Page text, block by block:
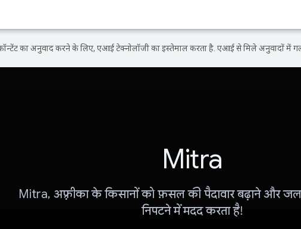
का अनुवाद करने के लिए, एआई टेक्नोलॉजी का इस्तेमाल करता है. एआई से मिले अनुवादों में
Mitra
Mitra, अफ़्रीका के किसानों को फ़सल की पैदावार बढ़ाने और
निपटने में मदद करता है!